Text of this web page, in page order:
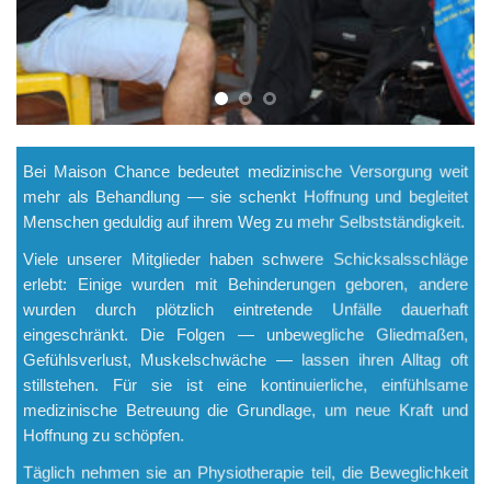
Bei Maison Chance bedeutet medizinische Versorgung weit
mehr als Behandlung — sie schenkt Hoffnung und begleitet
Menschen geduldig auf ihrem Weg zu mehr Selbstständigkeit.
Viele unserer Mitglieder haben schwere Schicksalsschläge
erlebt: Einige wurden mit Behinderungen geboren, andere
wurden durch plötzlich eintretende Unfälle dauerhaft
eingeschränkt. Die Folgen — unbewegliche Gliedmaßen,
Gefühlsverlust, Muskelschwäche — lassen ihren Alltag oft
stillstehen. Für sie ist eine kontinuierliche, einfühlsame
medizinische Betreuung die Grundlage, um neue Kraft und
Hoffnung zu schöpfen.
Täglich nehmen sie an Physiotherapie teil, die Beweglichkeit